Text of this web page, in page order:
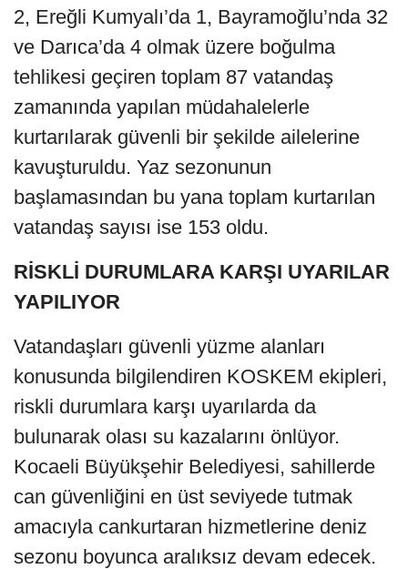
2, Ereğli Kumyalı’da 1, Bayramoğlu’nda 32
ve Darıca’da 4 olmak üzere boğulma
tehlikesi geçiren toplam 87 vatandaş
zamanında yapılan müdahalelerle
kurtarılarak güvenli bir şekilde ailelerine
kavuşturuldu. Yaz sezonunun
başlamasından bu yana toplam kurtarılan
vatandaş sayısı ise 153 oldu.
RİSKLİ DURUMLARA KARŞI UYARILAR
YAPILIYOR
Vatandaşları güvenli yüzme alanları
konusunda bilgilendiren KOSKEM ekipleri,
riskli durumlara karşı uyarılarda da
bulunarak olası su kazalarını önlüyor.
Kocaeli Büyükşehir Belediyesi, sahillerde
can güvenliğini en üst seviyede tutmak
amacıyla cankurtaran hizmetlerine deniz
sezonu boyunca aralıksız devam edecek.